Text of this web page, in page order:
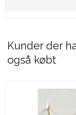
Kunder der
også købt